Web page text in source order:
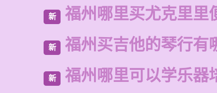
新 福州哪里买尤克里里
新 福州买吉他的琴行有
新 福州哪里可以学乐器